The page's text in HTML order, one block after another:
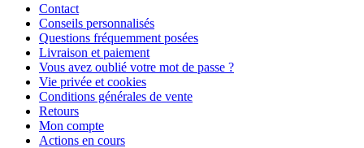
Contact
Conseils personnalisés
Questions fréquemment posées
Livraison et paiement
Vous avez oublié votre mot de passe ?
Vie privée et cookies
Conditions générales de vente
Retours
Mon compte
Actions en cours